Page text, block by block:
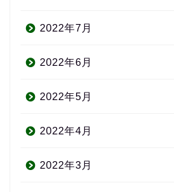
2022年7月
2022年6月
2022年5月
2022年4月
2022年3月